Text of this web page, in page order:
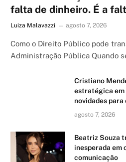
falta de dinheiro. É a
Luiza Malavazzi agosto 7, 2026
Como o Direito Público pode
Administração Pública Quando
Cristiano
estratégica em
novidades para
agosto 7, 2026
Beatriz Souza
inesperada em
comunicação